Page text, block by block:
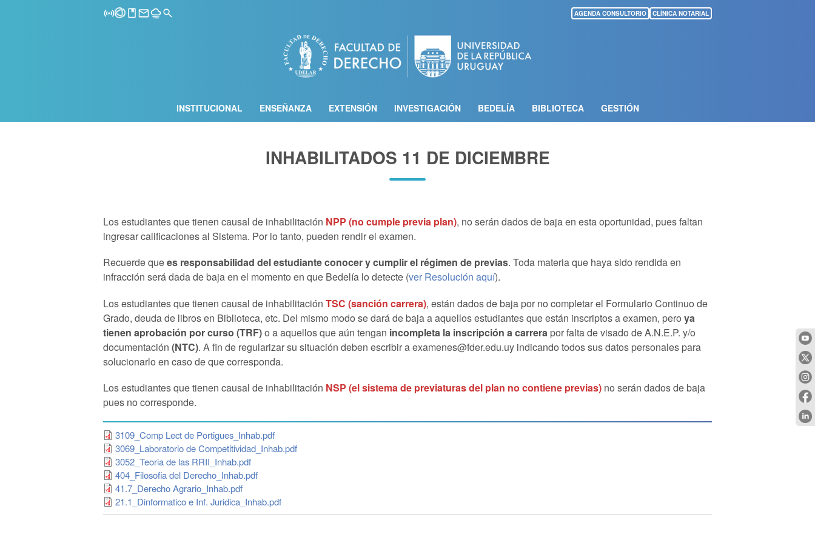
contenido
principal
AGENDA CONSULTORIO CLÍNICA NOTARIAL
INSTITUCIONAL ENSEÑANZA EXTENSIÓN INVESTIGACIÓN BEDELÍA BIBLIOTECA GESTIÓN
INHABILITADOS 11 DE DICIEMBRE
Los estudiantes que tienen causal de inhabilitación NPP (no cumple previa plan), no serán dados de baja en esta oportunidad, pues faltan
ingresar calificaciones al Sistema. Por lo tanto, pueden rendir el examen.
Recuerde quees responsabilidad del estudiante conocer y cumplir el régimen de previas. Toda materia que haya sido rendida en
infracción será dada de baja en el momento en que Bedelía lo detecte (ver Resolución aquí).
Los estudiantes que tienen causal de inhabilitación TSC (sanción carrera), están dados de baja por no completar el Formulario Continuo de
Grado, deuda de libros en Biblioteca, etc. Del mismo modo se dará de baja a aquellos estudiantes que están inscriptos a examen, peroya
tienen aprobación por curso (TRF)o a aquellos que aún tengan incompleta la inscripción a carrera por falta de visado de A.N.E.P. y/o
documentación (NTC). A fin de regularizar su situación deben escribir a examenes@fder.edu.uy indicando todos sus datos personales para
solucionarlo en caso de que corresponda.
Los estudiantes que tienen causal de inhabilitación NSP (el sistema de previaturas del plan no contiene previas) no serán dados de baja
pues no corresponde.
3109_Comp Lect de Portigues_Inhab.pdf
3069_Laboratorio de Competitividad_Inhab.pdf
3052_Teoria de las RRII_Inhab.pdf
404_Filosofia del Derecho_Inhab.pdf
41.7_Derecho Agrario_Inhab.pdf
21.1_Dinformatico e Inf. Juridica_Inhab.pdf